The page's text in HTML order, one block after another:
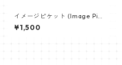
イメージピケット (Image Pic
ket) うちわ - ヴィ (V_12)
¥1,500